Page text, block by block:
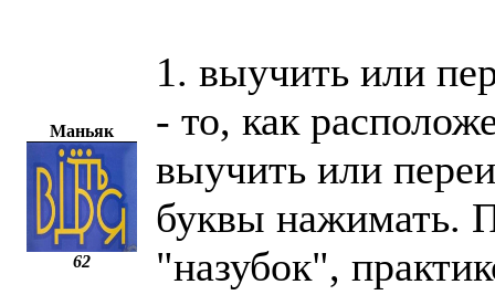
Маньяк
62
1. выучить или
- то, как
выучить или
буквы нажимать.
"назубок",